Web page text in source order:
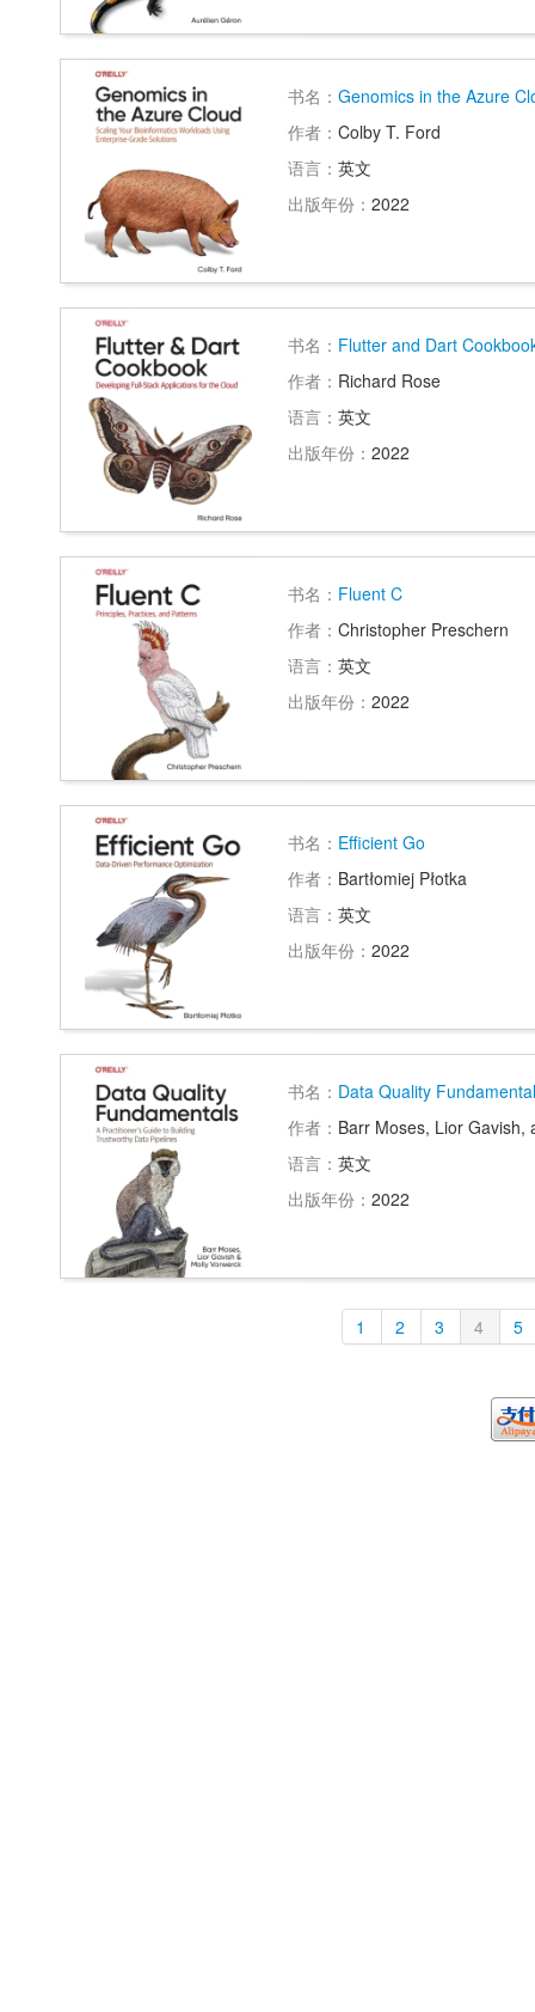
书名： Genomics in the Azure
作者： Colby T. Ford
语言： 英文
出版年份： 2022
书名： Flutter and Dart
作者： Richard Rose
语言： 英文
出版年份： 2022
书名： Fluent C
作者： Christopher Preschern
语言： 英文
出版年份： 2022
书名： Efficient Go
作者： Bartłomiej Płotka
语言： 英文
出版年份： 2022
书名： Data Quality
作者： Barr Moses, Lior Gavish,
语言： 英文
出版年份： 2022
1 2 3 4 5